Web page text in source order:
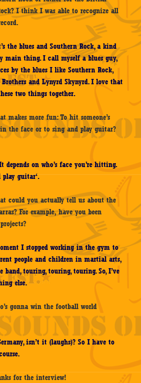
I think I was able to recognize all
the blues and Southern Rock, a kind
main thing. I call myself a blues guy,
by the blues I like Southern Rock,
and Lynyrd Skynyrd. I love that
two things together.
makes more fun: To hit someone’s
the face or to sing and play guitar?
depends on who’s face you’re hitting.
play guitar‘.
could you actually tell us about the
For example, have you been
I stopped working in the gym to
people and children in martial arts,
band, touring, touring, touring. So, I’ve
else.
gonna win the football world
isn’t it (laughs)? So I have to
for the interview!